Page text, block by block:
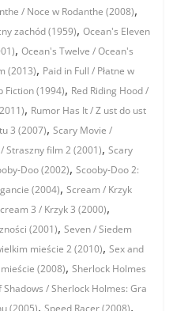
/ Noce w Rodanthe (2008),
zachód (1959),Ocean's Eleven
,Ocean's Twelve / Ocean's
(2013), Paid in Full / Płatne w
Fiction (1994), Red Riding Hood /
, Rumor Has It / Z ust do ust
3 (2007),Scary Movie /
Straszny film 2 (2001),Scary
Doo (2002),Scooby-Doo 2:
(2004),Scream / Krzyk
3 / Krzyk 3 (2000),
(2001),Seven / Siedem
mieście 2 (2010),Sex and
(2008),Sherlock Holmes
/ Sherlock Holmes: Gra
(2005),Speed Racer (2008),